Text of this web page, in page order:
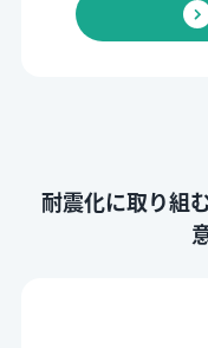
耐震化に取り組